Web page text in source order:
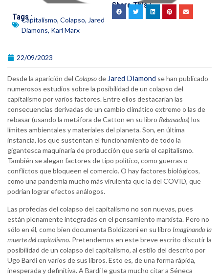
Tags :
Capitalismo, Colapso, Jared
Diamons, Karl Marx
Share This :
22/09/2023
Desde la aparición del Colapsode Jared Diamond se han publicado
numerosos estudios sobre la posibilidad de un colapso del
capitalismo por varios factores. Entre ellos destacarían las
consecuencias derivadas de un cambio climático extremo o las de
rebasar (usando la metáfora de Catton en su libro Rebasados) los
límites ambientales y materiales del planeta. Son, en última
instancia, los que sustentan el funcionamiento de todo la
gigantesca maquinaria de producción que sería el capitalismo.
También se alegan factores de tipo político, como guerras o
conflictos que bloqueen el comercio. O hay factores biológicos,
como una pandemia mucho más virulenta que la del COVID, que
podrían lograr efectos análogos.
Las profecías del colapso del capitalismo no son nuevas, pues
están plenamente integradas en el pensamiento marxista. Pero no
sólo en él, como bien documenta Boldizzoni en su libro Imaginando la
muerte del capitalismo. Pretendemos en este breve escrito discutir la
posibilidad de un colapso del capitalismo, al estilo del descrito por
Ugo Bardi en varios de sus libros. Esto es, de una forma rápida,
inesperada y definitiva. A Bardi le gusta mucho citar a Séneca